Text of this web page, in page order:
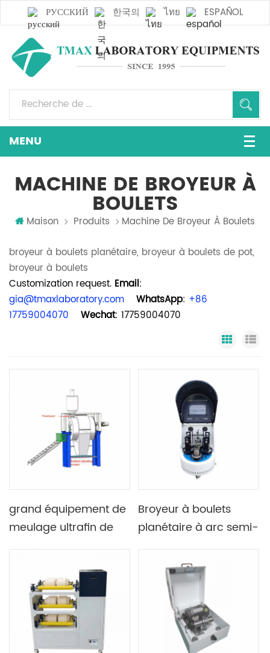
РУССКИЙ 한국의 ไทย ESPAÑOL
MACHINE DE BROYEUR À
BOULETS
Maison Produits Machine De Broyeur À Boulets
broyeur à boulets planétaire, broyeur à boulets de pot,
broyeur à boulets
Customization request. Email:
gia@tmaxlaboratory.com
WhatsApp: +86
17759004070
Wechat: 17759004070
Grid
grand équipement de
meulage ultrafin de
avec la machine de
tamis vibrant
Broyeur à boulets
planétaire à arc semi-
nano avec quatre